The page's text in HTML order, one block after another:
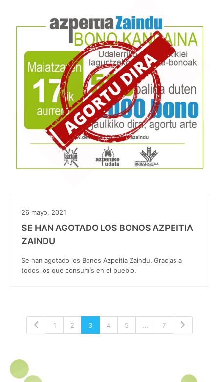
26 mayo, 2021
SE HAN AGOTADO LOS BONOS AZPEITIA
ZAINDU
Se han agotado los Bonos Azpeitia Zaindu. Gracias a
todos los que consumís en el pueblo.
1 2 3 4 5 … 7